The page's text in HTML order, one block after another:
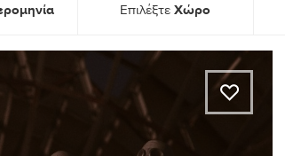
ΕπιλέξτεΧώρο
A